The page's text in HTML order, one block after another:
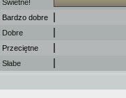
Świetne!
Bardzo dobre
Dobre
Przeciętne
Słabe